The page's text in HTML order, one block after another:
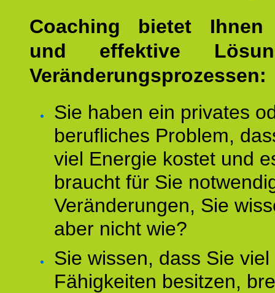
Coaching bietet Ihnen
und effektive
Veränderungsprozessen:
Sie haben ein privates
berufliches Problem,
viel Energie kostet und
braucht für Sie
Veränderungen, Sie
aber nicht wie?
Sie wissen, dass Sie
Fähigkeiten besitzen,